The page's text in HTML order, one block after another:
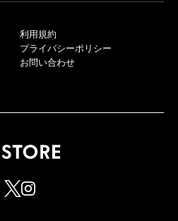
利用規約
プライバシーポリシー
お問い合わせ